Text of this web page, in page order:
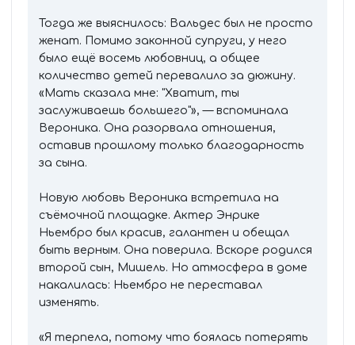
Тогда же выяснилось: Вальдес был не просто
женат. Помимо законной супруги, у него
было ещё восемь любовниц, а общее
количество детей перевалило за дюжину.
«Мать сказала мне: "Хватит, ты
заслуживаешь большего"», — вспоминала
Вероника. Она разорвала отношения,
оставив прошлому только благодарность
за сына.
Новую любовь Вероника встретила на
съёмочной площадке. Актер Энрике
Ньембро был красив, галантен и обещал
быть верным. Она поверила. Вскоре родился
второй сын, Мишель. Но атмосфера в доме
накалилась: Ньембро не переставал
изменять.
«Я терпела, потому что боялась потерять